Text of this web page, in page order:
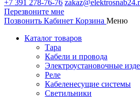
+7 391 278-76-76
Перезвоните мне
Позвонить Кабинет Корзина Меню
Каталог товаров
Тара
Кабели и провода
Электроустановочные
Реле
Кабеленесущие системы
Светильники